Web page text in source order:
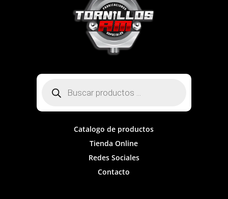
productos
Catalogo de productos
Tienda Online
Redes Sociales
Contacto